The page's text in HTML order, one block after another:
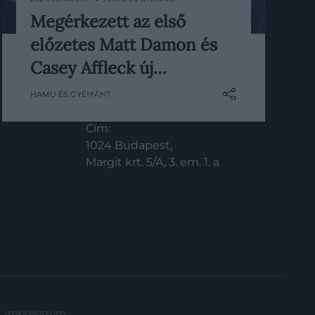
Az Apple Original Films a napokban
bemutatta az első előzetest a The
Instigators című thrilleréhez. Az
eddig látottak alapján elég
akciódúsnak ígérkező film a
Affleck (Csillagok között, A régi
város) és Matt Damon (Csillagok
között, Mentőexpedíció) közösen
Megérkezett az első
előzetes Matt Damon és
Casey Affleck új…
HAMU ÉS GYÉMÁNT
KAPCSOLAT
info@hamuesgyemant.hu
Cím:
1024 Budapest,
Margit krt. 5/A, 3. em. 1. a